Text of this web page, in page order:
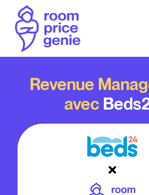
Revenue
avec